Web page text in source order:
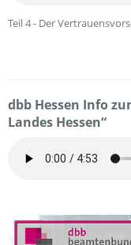
Teil 4 - Der
dbb Hessen Info
Landes Hessen“